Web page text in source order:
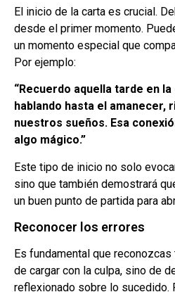
El inicio de la carta es crucial.
desde el primer momento.
un momento especial que
Por ejemplo:
“Recuerdo aquella tarde en
hablando hasta el amanecer,
nuestros sueños. Esa
algo mágico.”
Este tipo de inicio no solo
sino que también demostrará
un buen punto de partida para
Reconocer los errores
Es fundamental que
de cargar con la culpa, sino de
reflexionado sobre lo sucedido.